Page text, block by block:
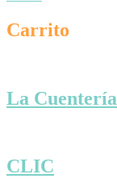
Carrito
La Cuentería
CLIC